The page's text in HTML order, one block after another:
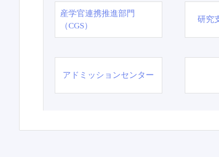
産学官連携推進部門
（CGS）
研究
アドミッションセンター